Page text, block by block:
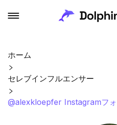
ホーム
セレブインフルエンサー
@alexkloepfer Instagramフ